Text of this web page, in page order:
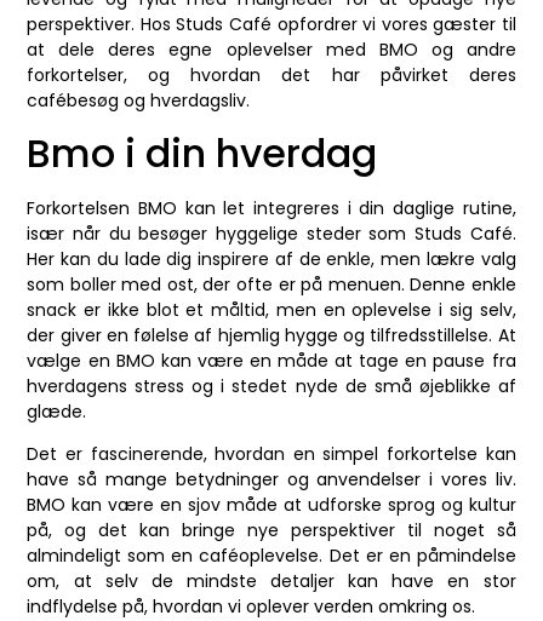
perspektiver. Hos Studs Café opfordrer vi vores gæster til
at dele deres egne oplevelser med BMO og andre
forkortelser, og hvordan det har påvirket deres
cafébesøg og hverdagsliv.
Bmo i din hverdag
Forkortelsen BMO kan let integreres i din daglige rutine,
især når du besøger hyggelige steder som Studs Café.
Her kan du lade dig inspirere af de enkle, men lækre valg
som boller med ost, der ofte er på menuen. Denne enkle
snack er ikke blot et måltid, men en oplevelse i sig selv,
der giver en følelse af hjemlig hygge og tilfredsstillelse. At
vælge en BMO kan være en måde at tage en pause fra
hverdagens stress og i stedet nyde de små øjeblikke af
glæde.
Det er fascinerende, hvordan en simpel forkortelse kan
have så mange betydninger og anvendelser i vores liv.
BMO kan være en sjov måde at udforske sprog og kultur
på, og det kan bringe nye perspektiver til noget så
almindeligt som en caféoplevelse. Det er en påmindelse
om, at selv de mindste detaljer kan have en stor
indflydelse på, hvordan vi oplever verden omkring os.